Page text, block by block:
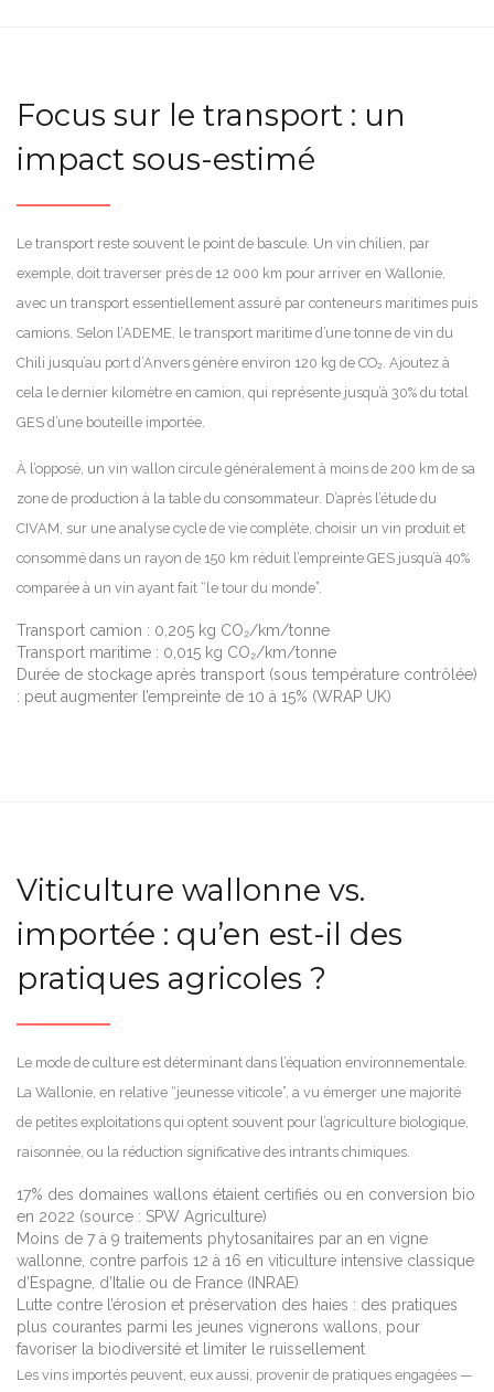
Focus sur le transport : un
impact sous-estimé
Le transport reste souvent le point de bascule. Un vin chilien, par
exemple, doit traverser près de 12 000 km pour arriver en Wallonie,
avec un transport essentiellement assuré par conteneurs maritimes puis
camions. Selon l’ADEME, le transport maritime d’une tonne de vin du
Chili jusqu’au port d’Anvers génère environ 120 kg de CO₂. Ajoutez à
cela le dernier kilomètre en camion, qui représente jusqu’à 30% du total
GES d’une bouteille importée.
À l’opposé, un vin wallon circule généralement à moins de 200 km de sa
zone de production à la table du consommateur. D’après l’étude du
CIVAM, sur une analyse cycle de vie complète, choisir un vin produit et
consommé dans un rayon de 150 km réduit l’empreinte GES jusqu’à 40%
comparée à un vin ayant fait “le tour du monde”.
Transport camion : 0,205 kg CO₂/km/tonne
Transport maritime : 0,015 kg CO₂/km/tonne
Durée de stockage après transport (sous température contrôlée)
: peut augmenter l’empreinte de 10 à 15% (WRAP UK)
Viticulture wallonne vs.
importée : qu’en est-il des
pratiques agricoles ?
Le mode de culture est déterminant dans l’équation environnementale.
La Wallonie, en relative “jeunesse viticole”, a vu émerger une majorité
de petites exploitations qui optent souvent pour l’agriculture biologique,
raisonnée, ou la réduction significative des intrants chimiques.
17% des domaines wallons étaient certifiés ou en conversion bio
en 2022 (source : SPW Agriculture)
Moins de 7 à 9 traitements phytosanitaires par an en vigne
wallonne, contre parfois 12 à 16 en viticulture intensive classique
d’Espagne, d’Italie ou de France (INRAE)
Lutte contre l’érosion et préservation des haies : des pratiques
plus courantes parmi les jeunes vignerons wallons, pour
favoriser la biodiversité et limiter le ruissellement
Les vins importés peuvent, eux aussi, provenir de pratiques engagées —